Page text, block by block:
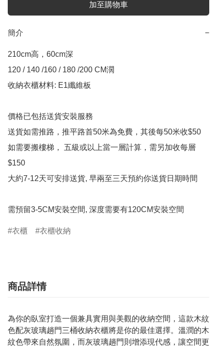
加至購物車
簡介 −
210cm高，60cm深
120 / 140 /160 / 180 /200 CM濶
收納衣櫃材料: E1纖維板
價格已包括送貨安裝服務
送貨如需推路，推平路首50米為免費，其後每50米收$50
如需要搬樓梯， 五級或以上當一層計算，需另加收每層
$150
大約7-12天可安排送貨, 早兩至三天預約你送貨日期時間
需預留3-5CM安裝空間, 深度需要有120CM安裝空間
衣櫃 衣櫃收納
商品詳情
為你的臥室打造一個兼具實用與美觀的收納空間，這款木紋
色配灰玻璃趟門三桶收納衣櫃將是你的最佳選擇。溫潤的木
紋色帶來自然氛圍，而灰玻璃趟門則增添現代感，讓空間更